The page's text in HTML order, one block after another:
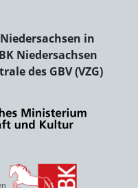
in
Niedersachsen
des GBV (VZG)